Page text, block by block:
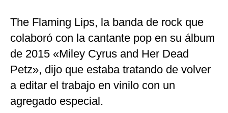
The Flaming Lips, la banda de rock que
colaboró con la cantante pop en su álbum
de 2015 «Miley Cyrus and Her Dead
Petz», dijo que estaba tratando de volver
a editar el trabajo en vinilo con un
agregado especial.